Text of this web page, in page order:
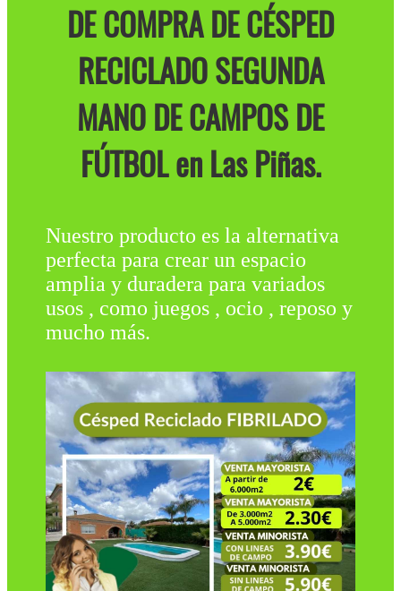
DE COMPRA DE CÉSPED
RECICLADO SEGUNDA
MANO DE CAMPOS DE
FÚTBOL en Las Piñas.
Nuestro producto es la alternativa
perfecta para crear un espacio
amplia y duradera para variados
usos , como juegos , ocio , reposo y
mucho más.